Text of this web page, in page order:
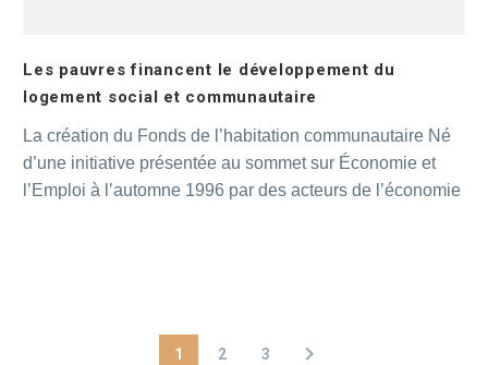
Les pauvres financent le développement du
logement social et communautaire
La création du Fonds de l’habitation communautaire Né
d’une initiative présentée au sommet sur Économie et
l’Emploi à l’automne 1996 par des acteurs de l’économie
Québec et chercher d’autres méthodes de financements
1 2 3